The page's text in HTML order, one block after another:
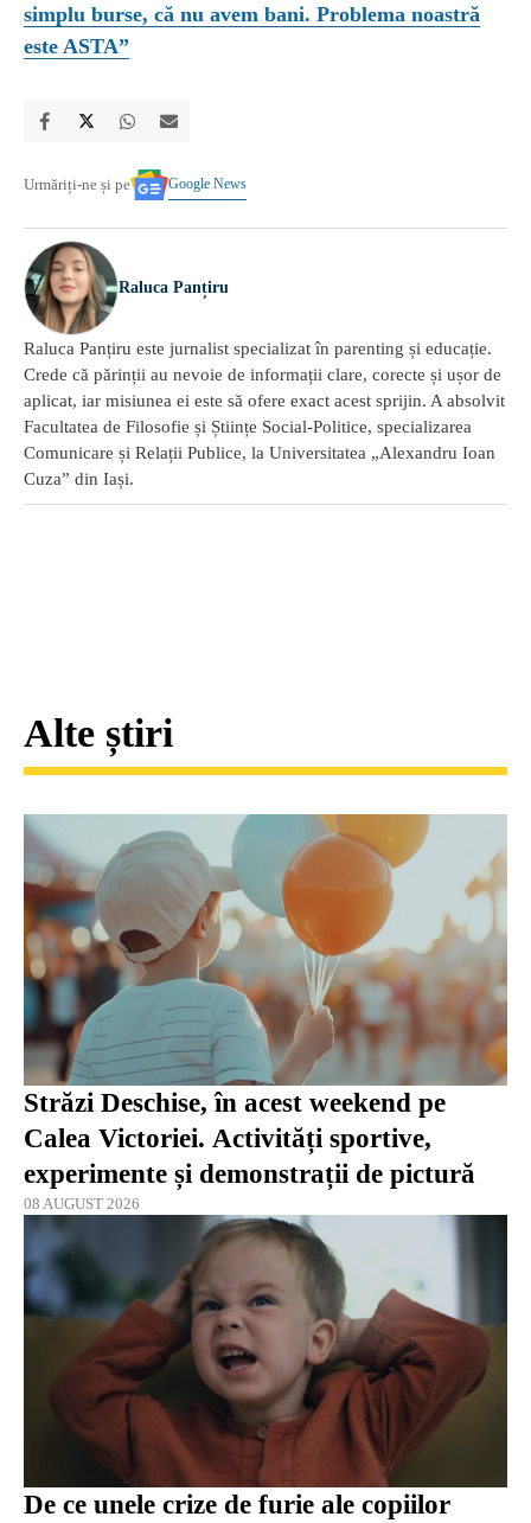
simplu burse, că nu avem bani. Problema noastră
este ASTA”
Urmăriți-ne și pe Google News
Raluca Panțiru
Raluca Panțiru este jurnalist specializat în parenting și educație.
Crede că părinții au nevoie de informații clare, corecte și ușor de
aplicat, iar misiunea ei este să ofere exact acest sprijin. A absolvit
Facultatea de Filosofie și Științe Social-Politice, specializarea
Comunicare și Relații Publice, la Universitatea „Alexandru Ioan
Cuza” din Iași.
Alte știri
Străzi Deschise, în acest weekend pe
Calea Victoriei. Activități sportive,
experimente și demonstrații de pictură
08 AUGUST 2026
De ce unele crize de furie ale copiilor